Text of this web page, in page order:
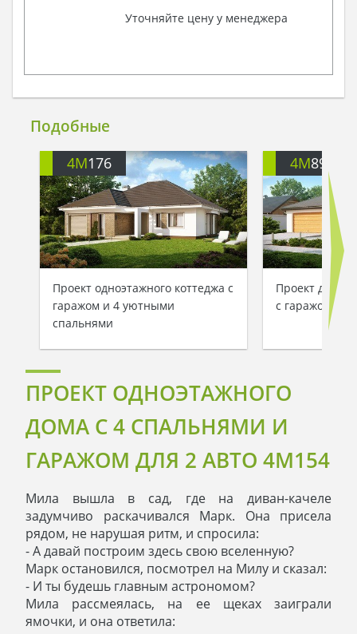
Уточняйте цену у менеджера
Подобные
4M176
Проект одноэтажного коттеджа с
гаражом и 4 уютными
спальнями
4M896
Проект дома
с гаражом
ПРОЕКТ ОДНОЭТАЖНОГО
ДОМА С 4 СПАЛЬНЯМИ И
ГАРАЖОМ ДЛЯ 2 АВТО 4M154
Мила вышла в сад, где на диван-качеле
задумчиво раскачивался Марк. Она присела
рядом, не нарушая ритм, и спросила:
- А давай построим здесь свою вселенную?
Марк остановился, посмотрел на Милу и сказал:
- И ты будешь главным астрономом?
Мила рассмеялась, на ее щеках заиграли
ямочки, и она ответила: